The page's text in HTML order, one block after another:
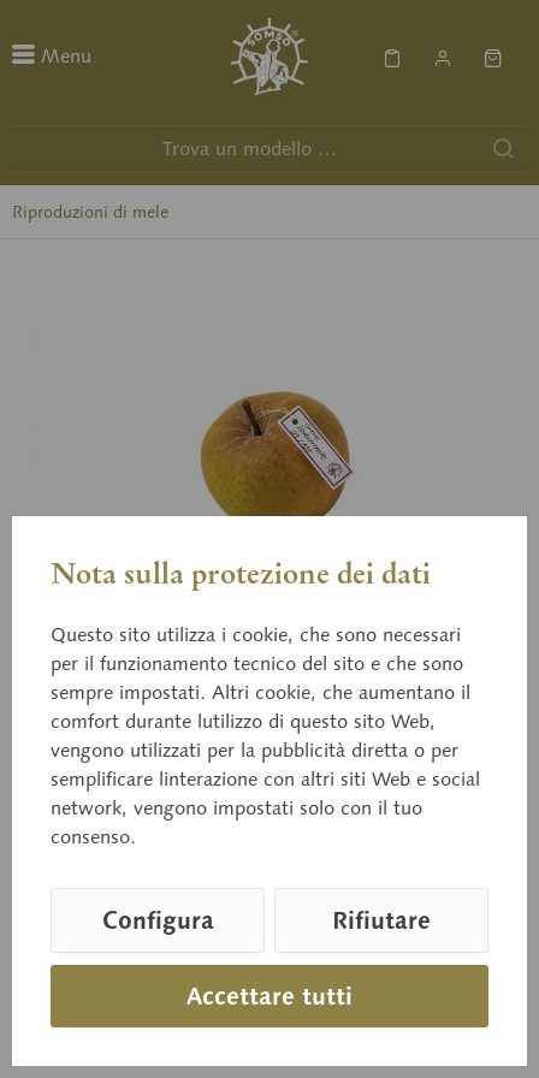
Menu
Riproduzioni di mele
03/107
Graue Herbstrenette
Dimensioni naturali
Prezzo su richiesta
Tempi di consegna su richiesta
Carello della richiesta
Nota sulla protezione dei dati
Questo sito utilizza i cookie, che sono necessari
per il funzionamento tecnico del sito e che sono
sempre impostati. Altri cookie, che aumentano il
comfort durante lutilizzo di questo sito Web,
vengono utilizzati per la pubblicità diretta o per
semplificare linterazione con altri siti Web e social
network, vengono impostati solo con il tuo
consenso.
Accettare tutti
Configura Rifiutare